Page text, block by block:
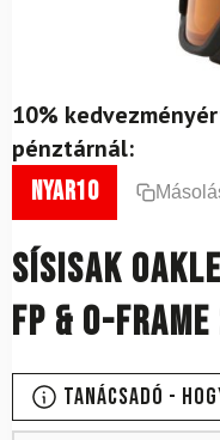
10%
pénztárnál:
nyar10
Sísisak
FP & O-
Tanácsadó -